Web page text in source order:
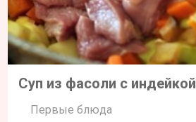
Суп из фасоли с индейкой
Первые блюда